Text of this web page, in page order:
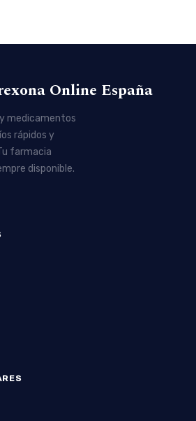
Online España
medicamentos
rápidos y
farmacia
disponible.